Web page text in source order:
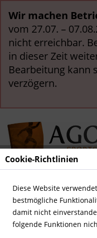
Wir machen
vom 27.07. –
nicht erreichbar.
in dieser Zeit
Bearbeitung kann
verzögern.
Menü
Übersicht Sonstige
Cookie-Richtlinien
Diese Website
bestmögliche
damit nicht
folgende Funktionen